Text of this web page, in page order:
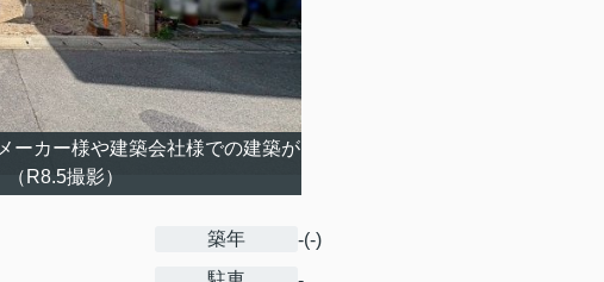
ーカー様や建築会社様での建築が
R8.5撮影）
築年
-(-)